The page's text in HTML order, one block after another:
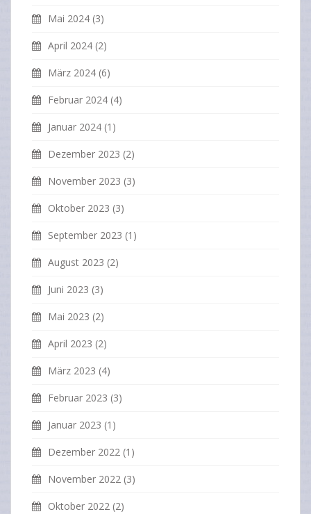
Mai 2024 (3)
April 2024 (2)
März 2024 (6)
Februar 2024 (4)
Januar 2024 (1)
Dezember 2023 (2)
November 2023 (3)
Oktober 2023 (3)
September 2023 (1)
August 2023 (2)
Juni 2023 (3)
Mai 2023 (2)
April 2023 (2)
März 2023 (4)
Februar 2023 (3)
Januar 2023 (1)
Dezember 2022 (1)
November 2022 (3)
Oktober 2022 (2)